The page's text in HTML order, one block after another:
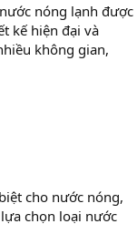
nóng lạnh được
kế hiện đại và
không gian,
cho nước nóng,
chọn loại nước